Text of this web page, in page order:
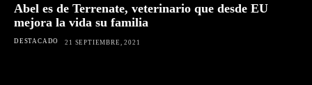
Abel es de Terrenate, veterinario que desde EU
mejora la vida su familia
DESTACADO 21 SEPTIEMBRE, 2021